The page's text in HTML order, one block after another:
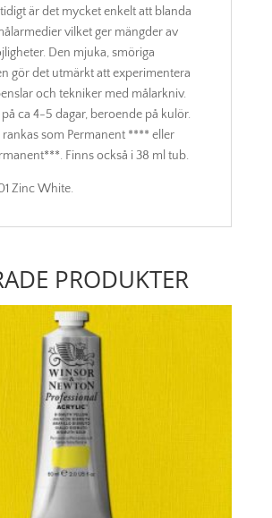
är det mycket enkelt att blanda
vilket ger mängder av
Den mjuka, smöriga
gör det utmärkt att experimentera
och tekniker med målarkniv.
ca 4-5 dagar, beroende på kulör.
som Permanent **** eller
Finns också i 38 ml tub.
Zinc White.
PRODUKTER